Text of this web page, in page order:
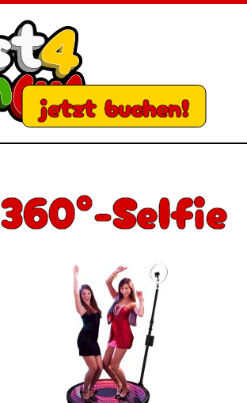
jetzt buchen!
360°-Selfie